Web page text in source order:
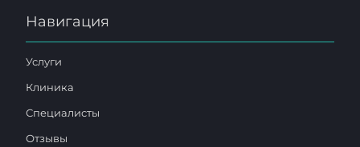
Навигация
Услуги
Клиника
Специалисты
Отзывы